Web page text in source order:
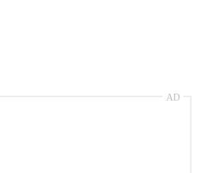
AD